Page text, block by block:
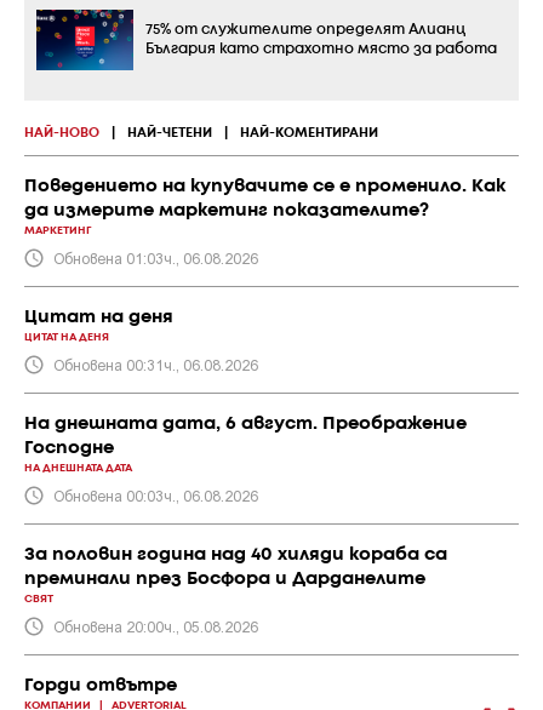
НАЙ-НОВО НАЙ-ЧЕТЕНИ НАЙ-КОМЕНТИРАНИ
Поведението на купувачите се е променило. Как
да измерите маркетинг показателите?
МАРКЕТИНГ
Обновена 01:03ч., 06.08.2026
Цитат на деня
ЦИТАТ НА ДЕНЯ
Обновена 00:31ч., 06.08.2026
На днешната дата, 6 август. Преображение
Господне
НА ДНЕШНАТА ДАТА
Обновена 00:03ч., 06.08.2026
За половин година над 40 хиляди кораба са
преминали през Босфора и Дарданелите
СВЯТ
Обновена 20:00ч., 05.08.2026
Горди отвътре
КОМПАНИИ ADVERTORIAL
75% от служителите определят Алианц
България като страхотно място за работа